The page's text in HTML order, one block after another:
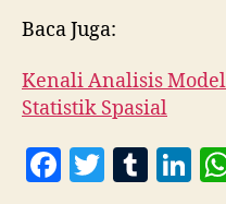
Baca Juga:
Kenali Analisis Model
Statistik Spasial
F
T
T
Li